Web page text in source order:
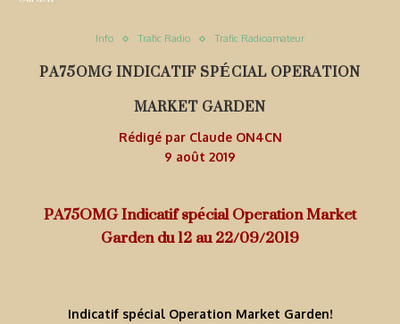
Info Trafic Radio Trafic Radioamateur
PA75OMG INDICATIF SPÉCIAL OPERATION
MARKET GARDEN
Rédigé par Claude ON4CN
9 août 2019
PA75OMG Indicatif spécial Operation Market
Garden du 12 au 22/09/2019
Indicatif spécial Operation Market Garden!